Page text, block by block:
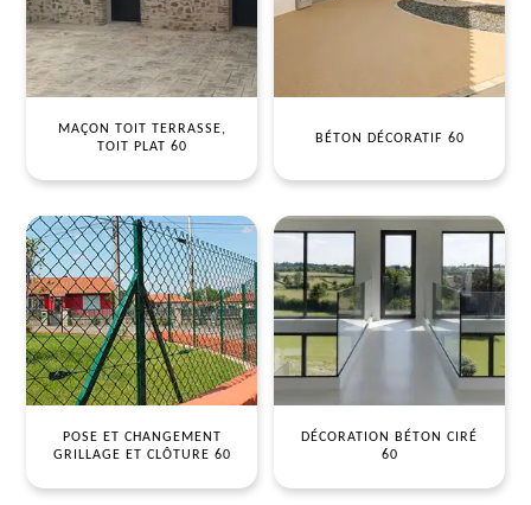
MAÇON TOIT TERRASSE,
TOIT PLAT 60
BÉTON DÉCORATIF 60
POSE ET CHANGEMENT
GRILLAGE ET CLÔTURE 60
DÉCORATION BÉTON CIRÉ
60